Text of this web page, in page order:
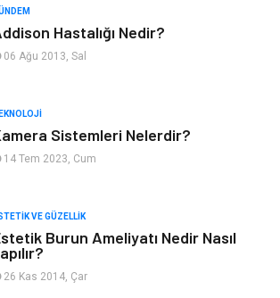
Hastalıklar
Alternatif Tıp
Hastalığı Nedir?
06 Ağu 2013, Sal
Sistemleri Nelerdir?
14 Tem 2023, Cum
VE GÜZELLIK
Burun Ameliyatı Nedir Nasıl
26 Kas 2014, Çar